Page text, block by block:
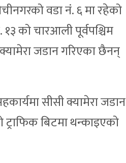
वडा नं. ६ मा रहेको
१३ को चारआली पूर्वपश्चिम
जडान गरिएका छैनन्
सीसी क्यामेरा जडान
ट्राफिक बिटमा थन्काइएको